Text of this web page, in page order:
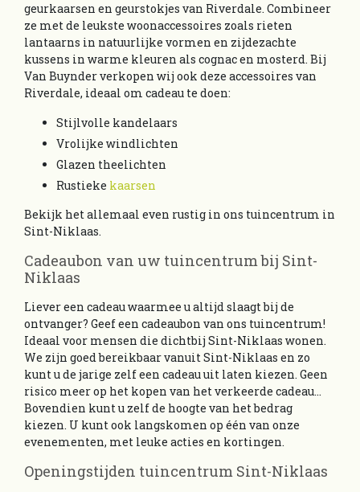
geurkaarsen en geurstokjes van Riverdale. Combineer
ze met de leukste woonaccessoires zoals rieten
lantaarns in natuurlijke vormen en zijdezachte
kussens in warme kleuren als cognac en mosterd. Bij
Van Buynder verkopen wij ook deze accessoires van
Riverdale, ideaal om cadeau te doen:
Stijlvolle kandelaars
Vrolijke windlichten
Glazen theelichten
Rustieke kaarsen
Bekijk het allemaal even rustig in ons tuincentrum in
Sint-Niklaas.
Cadeaubon van uw tuincentrum bij Sint-
Niklaas
Liever een cadeau waarmee u altijd slaagt bij de
ontvanger? Geef een cadeaubon van ons tuincentrum!
Ideaal voor mensen die dichtbij Sint-Niklaas wonen.
We zijn goed bereikbaar vanuit Sint-Niklaas en zo
kunt u de jarige zelf een cadeau uit laten kiezen. Geen
risico meer op het kopen van het verkeerde cadeau…
Bovendien kunt u zelf de hoogte van het bedrag
kiezen. U kunt ook langskomen op één van onze
evenementen, met leuke acties en kortingen.
Openingstijden tuincentrum Sint-Niklaas